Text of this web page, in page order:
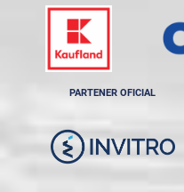
PARTENER OFICIAL